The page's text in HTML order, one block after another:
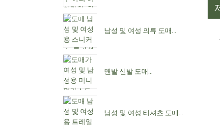
남성 및 여성 의류 도매...
맨발 신발 도매...
남성 및 여성 티셔츠 도매...